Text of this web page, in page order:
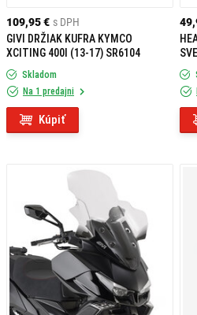
109,95 € s DPH
GIVI DRŽIAK KUFRA KYMCO
XCITING 400I (13-17) SR6104
Skladom
Na 1 predajni
Kúpiť